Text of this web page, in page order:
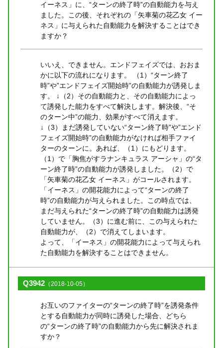
イーネス」に、“ターンの終了時”の自動能力を与え
ました。この後、それぞれの「矢車菊の花乙女 イー
ネス」に与えられた自動能力を解決することはでき
ますか？
いいえ、できません。エンドフェイズでは、おおま
かに以下の流れになります。 （1）“ターン終了
時”や”エンドフェイズ開始時”の自動能力が誘発しま
す。 ↓（2）その自動能力と、その自動能力によっ
て誘発した能力をすべて解決します。解決後、“そ
のターン中”の能力、効果がすべて消えます。
↓（3）まだ誘発していない“ターン終了時”や”エンド
フェイズ開始時”の自動能力がなければ相手ファイ
ターのターンに。あれば、（1）にもどります。
（1）で「胸焦がすラナンキュラス アーシャ」の“タ
ーン終了時”の自動能力が誘発しました。（2）で
「矢車菊の花乙女 イーネス」がコールされます。
「イーネス」の開花能力によって“ターンの終了
時”の自動能力が与えられました。この時点では、
まだ与えられた“ターンの終了時”の自動能力は誘発
していません。（3）に進む前に、この与えられた
自動能力が、（2）で消えてしまいます。
よって、「イーネス」の開花能力によって与えられ
た自動能力を解決することはできません。
Q3942 （2018-10-05）
お互いのファイターの“ターンの終了時”を誘発条件
とする自動能力が同時に誘発した場合、どちら
の“ターンの終了時”の自動能力から先に解決されま
すか？